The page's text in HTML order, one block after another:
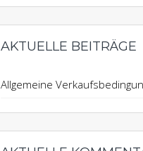
AKTUELLE BEITRÄGE
Allgemeine